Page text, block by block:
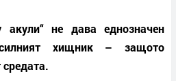
акули“ не дава еднозначен
хищник – защото